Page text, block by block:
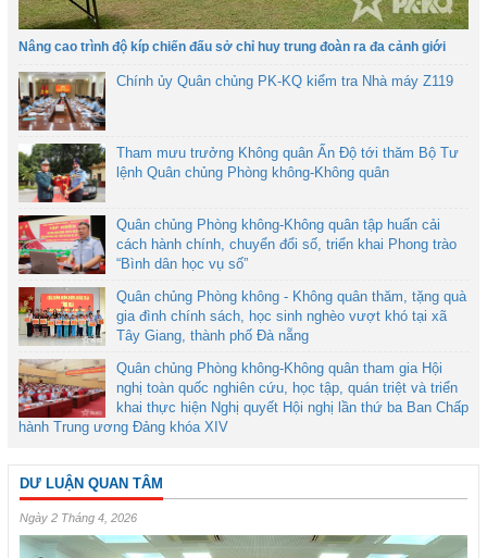
Nâng cao trình độ kíp chiến đấu sở chỉ huy trung đoàn ra đa cảnh giới
Chính ủy Quân chủng PK-KQ kiểm tra Nhà máy Z119
Tham mưu trưởng Không quân Ấn Độ tới thăm Bộ Tư
lệnh Quân chủng Phòng không-Không quân
Quân chủng Phòng không-Không quân tập huấn cải
cách hành chính, chuyển đổi số, triển khai Phong trào
“Bình dân học vụ số”
Quân chủng Phòng không - Không quân thăm, tặng quà
gia đình chính sách, học sinh nghèo vượt khó tại xã
Tây Giang, thành phố Đà nẵng
Quân chủng Phòng không-Không quân tham gia Hội
nghị toàn quốc nghiên cứu, học tập, quán triệt và triển
khai thực hiện Nghị quyết Hội nghị lần thứ ba Ban Chấp
hành Trung ương Đảng khóa XIV
DƯ LUẬN QUAN TÂM
Ngày 2 Tháng 4, 2026